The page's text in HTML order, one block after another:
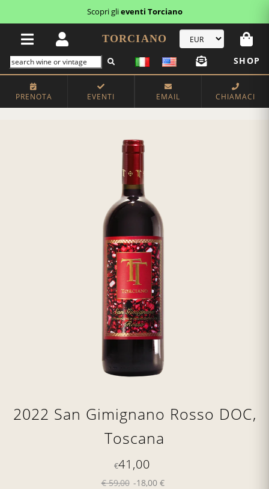
Scopri glieventi Torciano
TORCIANO
SHOP
PRENOTA EVENTI EMAIL CHIAMACI
2022 San Gimignano Rosso DOC,
Toscana
€41,00
€ 59,00 -18,00 €